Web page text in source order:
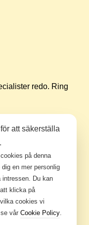
redo. Ring
att säkerställa
på denna
en mer personlig
intressen. Du kan
klicka på
cookies vi
vår Cookie Policy.